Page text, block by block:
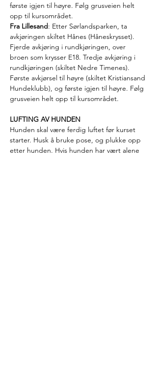
første igjen til høyre. Følg grusveien helt
opp til kursområdet.
Fra Lillesand: Etter Sørlandsparken, ta
avkjøringen skiltet Hånes (Håneskrysset).
Fjerde avkjøring i rundkjøringen, over
broen som krysser E18. Tredje avkjøring i
rundkjøringen (skiltet Nedre Timenes).
Første avkjørsel til høyre (skiltet Kristiansand
Hundeklubb), og første igjen til høyre. Følg
grusveien helt opp til kursområdet.
LUFTING AV HUNDEN
Hunden skal være ferdig luftet før kurset
starter. Husk å bruke pose, og plukke opp
etter hunden. Hvis hunden har vært alene